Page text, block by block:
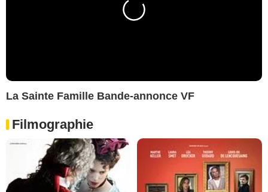
La Sainte Famille Bande-annonce VF
Filmographie